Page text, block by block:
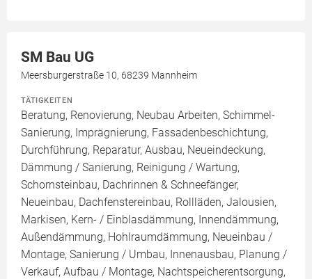
SM Bau UG
Meersburgerstraße 10, 68239 Mannheim
TÄTIGKEITEN
Beratung, Renovierung, Neubau Arbeiten, Schimmel-
Sanierung, Imprägnierung, Fassadenbeschichtung,
Durchführung, Reparatur, Ausbau, Neueindeckung,
Dämmung / Sanierung, Reinigung / Wartung,
Schornsteinbau, Dachrinnen & Schneefänger,
Neueinbau, Dachfenstereinbau, Rollläden, Jalousien,
Markisen, Kern- / Einblasdämmung, Innendämmung,
Außendämmung, Hohlraumdämmung, Neueinbau /
Montage, Sanierung / Umbau, Innenausbau, Planung /
Verkauf, Aufbau / Montage, Nachtspeicherentsorgung,